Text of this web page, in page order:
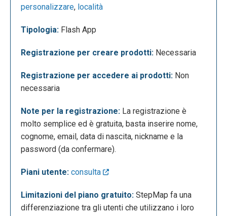
primo step si sceglie la zona di interesse e la scala
della mappa e gli elementi di interesse che si
zone pedonali, aree verdi…). Nel secondo step è
possibile creare delle linee di collegamento tra due
punti definiti nella mappa o inserire dei simboli. Nel
terzo si può inserire una foto o un video per ogni
posizione che abbiamo creato sulla mappa ed
quarto ed ultimo step si completa il lavoro
inserendo il titolo, la descrizione del progetto e
personalizzare, località
Tipologia: Flash App
Registrazione per creare prodotti: Necessaria
Registrazione per accedere ai prodotti: Non
necessaria
Note per la registrazione: La registrazione è
molto semplice ed è gratuita, basta inserire nome,
cognome, email, data di nascita, nickname e la
password (da confermare).
Piani utente: consulta
Limitazioni del piano gratuito: StepMap fa una
differenziazione tra gli utenti che utilizzano i loro